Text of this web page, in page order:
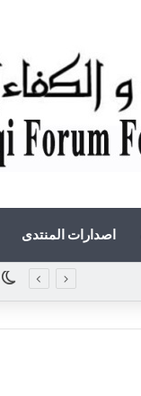
اصدارات المنتدى